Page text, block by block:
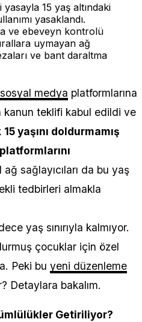
15 yaş altındaki
yasaklandı.
ve ebeveyn kontrolü
uymayan ağ
ve bant daraltma
sosyal medya platformlarına
teklifi kabul edildi ve
15 yaşını doldurmamış
ağ sağlayıcıları da bu yaş
tedbirleri almakla
yaş sınırıyla kalmıyor.
çocuklar için özel
Peki bu yeni düzenleme
Detaylara bakalım.
Getiriliyor?